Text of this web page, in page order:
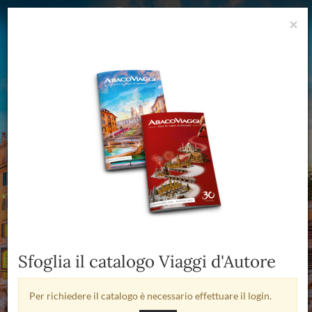
Viaggi d'Autore 2026
Tour esclusivi con accompagnatore AbacoViaggi dall'Italia
Dove
×
Sfoglia il catalogo Viaggi d'Autore
Per richiedere il catalogo è necessario effettuare il login.